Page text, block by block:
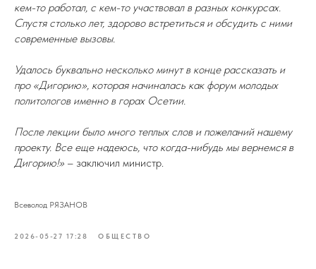
кем-то работал, с кем-то участвовал в разных конкурсах.
Спустя столько лет, здорово встретиться и обсудить с ними
современные вызовы.
Удалось буквально несколько минут в конце рассказать и
про «Дигорию», которая начиналась как форум молодых
политологов именно в горах Осетии.
После лекции было много теплых слов и пожеланий нашему
проекту. Все еще надеюсь, что когда-нибудь мы вернемся в
Дигорию!» – заключил министр.
Всеволод РЯЗАНОВ
2026-05-27 17:28 ОБЩЕСТВО